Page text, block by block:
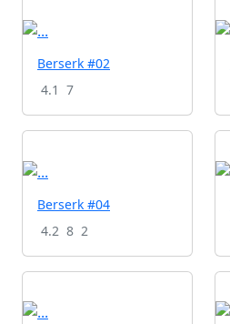
Berserk #02
4.1 7
Berserk #04
4.2 8 2